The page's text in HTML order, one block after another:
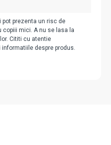
pot prezenta un risc de
copiii mici. A nu se lasa la
Cititi cu atentie
despre produs.